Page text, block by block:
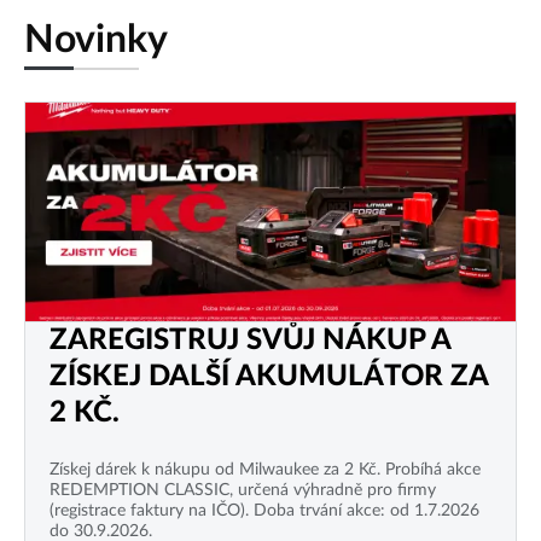
Novinky
ZAREGISTRUJ SVŮJ NÁKUP A
ZÍSKEJ DALŠÍ AKUMULÁTOR ZA
2 KČ.
Získej dárek k nákupu od Milwaukee za 2 Kč. Probíhá akce
REDEMPTION CLASSIC, určená výhradně pro firmy
(registrace faktury na IČO). Doba trvání akce: od 1.7.2026
do 30.9.2026.